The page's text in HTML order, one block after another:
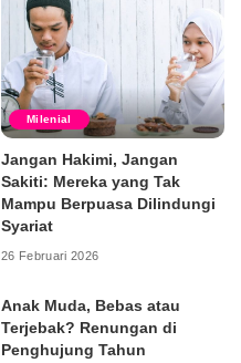
Milenial
Jangan Hakimi, Jangan
Sakiti: Mereka yang Tak
Mampu Berpuasa Dilindungi
Syariat
26 Februari 2026
Anak Muda, Bebas atau
Terjebak? Renungan di
Penghujung Tahun